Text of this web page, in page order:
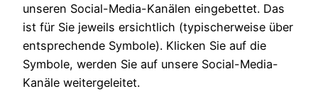
unseren Social-Media-Kanälen eingebettet. Das
ist für Sie jeweils ersichtlich (typischerweise über
entsprechende Symbole). Klicken Sie auf die
Symbole, werden Sie auf unsere Social-Media-
Kanäle weitergeleitet.